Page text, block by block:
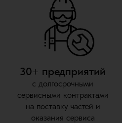
30+ предприятий
с долгосрочными
сервисными контрактами
на поставку частей и
оказания сервиса